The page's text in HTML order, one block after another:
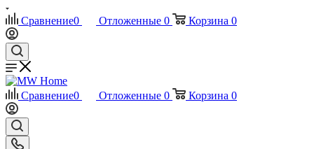
Сравнение0 Отложенные 0 Корзина 0
Сравнение0 Отложенные 0 Корзина 0